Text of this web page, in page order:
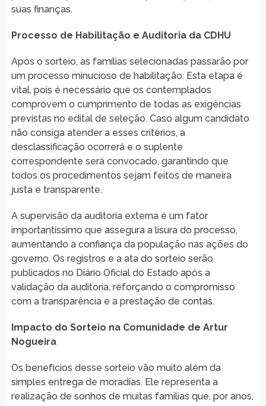
suas finanças.
Processo de Habilitação e Auditoria da CDHU
Após o sorteio, as famílias selecionadas passarão por
um processo minucioso de habilitação. Esta etapa é
vital, pois é necessário que os contemplados
comprovem o cumprimento de todas as exigências
previstas no edital de seleção. Caso algum candidato
não consiga atender a esses critérios, a
desclassificação ocorrerá e o suplente
correspondente será convocado, garantindo que
todos os procedimentos sejam feitos de maneira
justa e transparente.
A supervisão da auditoria externa é um fator
importantíssimo que assegura a lisura do processo,
aumentando a confiança da população nas ações do
governo. Os registros e a ata do sorteio serão
publicados no Diário Oficial do Estado após a
validação da auditoria, reforçando o compromisso
com a transparência e a prestação de contas.
Impacto do Sorteio na Comunidade de Artur
Nogueira
Os benefícios desse sorteio vão muito além da
simples entrega de moradias. Ele representa a
realização de sonhos de muitas famílias que, por anos,